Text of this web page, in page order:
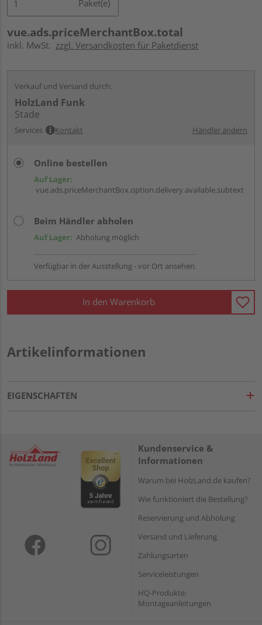
Paket(e)
vue.ads.priceMerchantBox.total
inkl. MwSt. zzgl. Versandkosten für Paketdienst
Verkauf und Versand durch:
HolzLand Funk
Stade
Services Kontakt Händler ändern
Online bestellen
Auf Lager:
vue.ads.priceMerchantBox.option.delivery.available.subtext
Beim Händler abholen
Auf Lager: Abholung möglich
Verfügbar in der Ausstellung - vor Ort ansehen.
In den Warenkorb
Artikelinformationen
EIGENSCHAFTEN
Kundenservice &
Informationen
Warum bei HolzLand.de kaufen?
Wie funktioniert die Bestellung?
Reservierung und Abholung
Versand und Lieferung
Zahlungsarten
Serviceleistungen
HQ-Produkte:
Montageanleitungen